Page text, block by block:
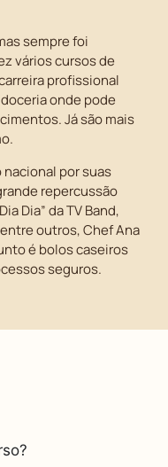
sempre foi
vários cursos de
profissional
onde pode
Já são mais
por suas
repercussão
Dia” da TV Band,
entre outros, Chef Ana
é bolos caseiros
seguros.